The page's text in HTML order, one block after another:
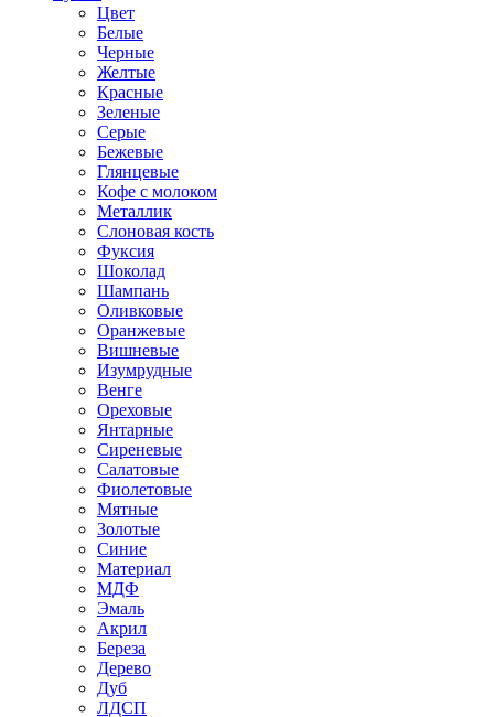
Цвет
Белые
Черные
Желтые
Красные
Зеленые
Серые
Бежевые
Глянцевые
Кофе с молоком
Металлик
Слоновая кость
Фуксия
Шоколад
Шампань
Оливковые
Оранжевые
Вишневые
Изумрудные
Венге
Ореховые
Янтарные
Сиреневые
Салатовые
Фиолетовые
Мятные
Золотые
Синие
Материал
МДФ
Эмаль
Акрил
Береза
Дерево
Дуб
ЛДСП